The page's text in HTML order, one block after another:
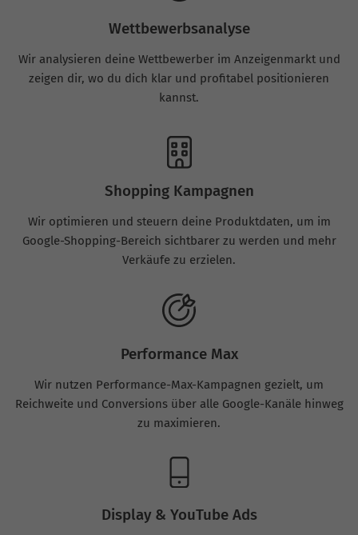
Wettbewerbsanalyse
Wir analysieren deine Wettbewerber im Anzeigenmarkt und
zeigen dir, wo du dich klar und profitabel positionieren
kannst.
Shopping Kampagnen
Wir optimieren und steuern deine Produktdaten, um im
Google-Shopping-Bereich sichtbarer zu werden und mehr
Verkäufe zu erzielen.
Performance Max
Wir nutzen Performance-Max-Kampagnen gezielt, um
Reichweite und Conversions über alle Google-Kanäle hinweg
zu maximieren.
Display & YouTube Ads